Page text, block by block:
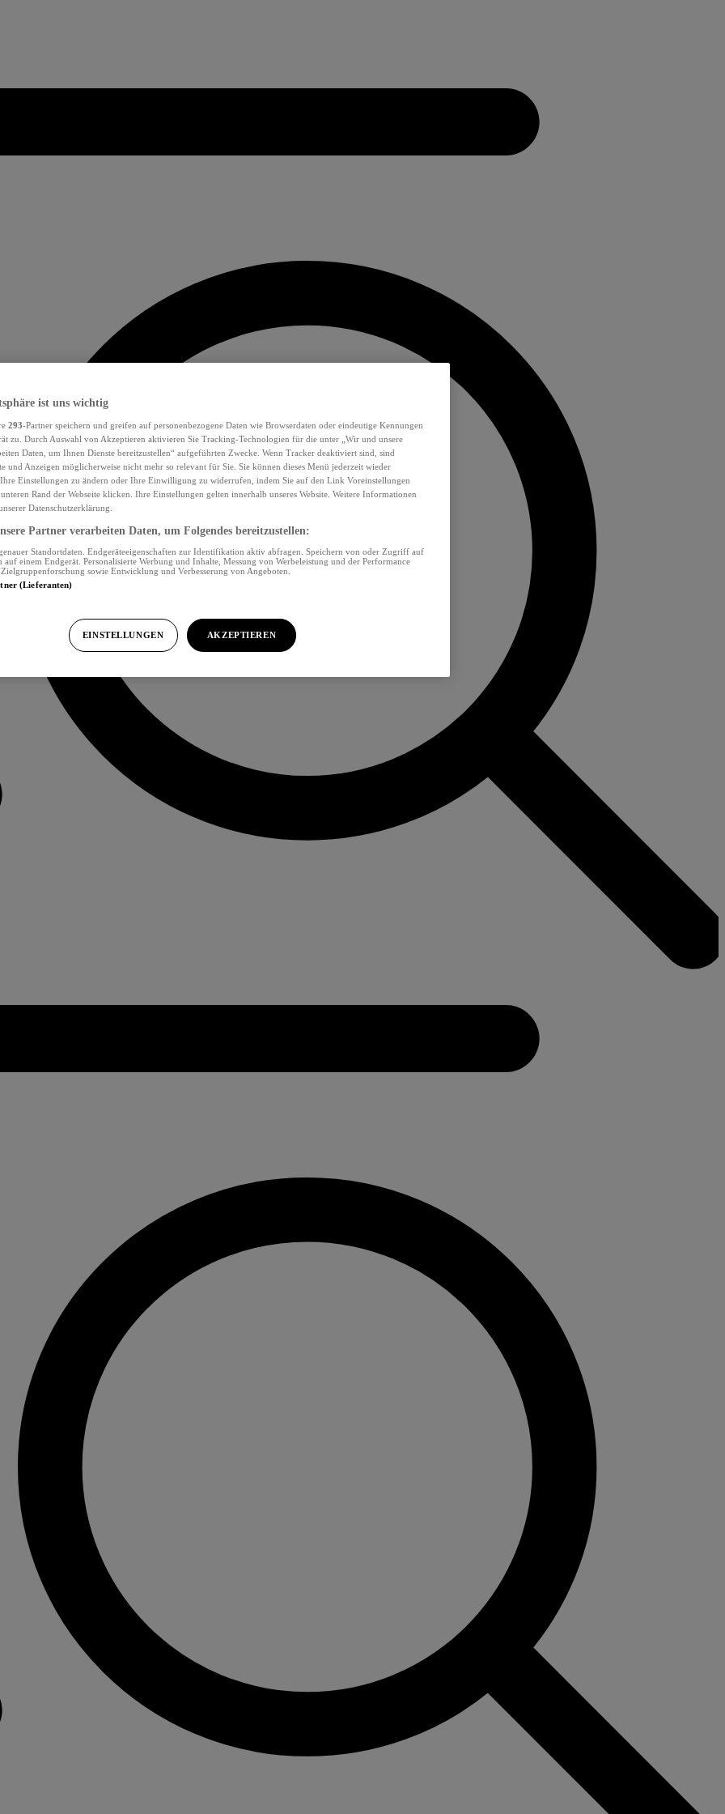
ist uns wichtig
293-Partner speichern und greifen auf personenbezogene Daten wie Browserdaten oder eindeutige Kennungen
zu. Durch Auswahl von Akzeptieren aktivieren Sie Tracking-Technologien für die unter „Wir und unsere
Daten, um Ihnen Dienste bereitzustellen“ aufgeführten Zwecke. Wenn Tracker deaktiviert sind, sind
und Anzeigen möglicherweise nicht mehr so relevant für Sie. Sie können dieses Menü jederzeit wieder
Einstellungen zu ändern oder Ihre Einwilligung zu widerrufen, indem Sie auf den Link Voreinstellungen
Rand der Webseite klicken. Ihre Einstellungen gelten innerhalb unseres Website. Weitere Informationen
Datenschutzerklärung.
Partner verarbeiten Daten, um Folgendes bereitzustellen:
Standortdaten. Endgeräteeigenschaften zur Identifikation aktiv abfragen. Speichern von oder Zugriff auf
einem Endgerät. Personalisierte Werbung und Inhalte, Messung von Werbeleistung und der Performance
sowie Entwicklung und Verbesserung von Angeboten.
(Lieferanten)
EINSTELLUNGEN AKZEPTIEREN